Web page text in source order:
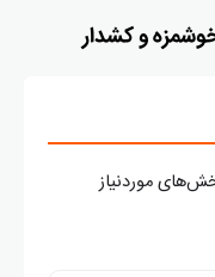
و کشدار
موردنیاز